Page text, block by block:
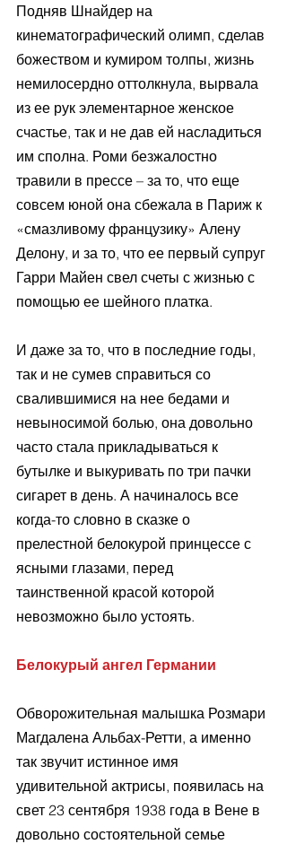
Подняв Шнайдер на
кинематографический олимп, сделав
божеством и кумиром толпы, жизнь
немилосердно оттолкнула, вырвала
из ее рук элементарное женское
счастье, так и не дав ей насладиться
им сполна. Роми безжалостно
травили в прессе – за то, что еще
совсем юной она сбежала в Париж к
«смазливому французику» Алену
Делону, и за то, что ее первый супруг
Гарри Майен свел счеты с жизнью с
помощью ее шейного платка.
И даже за то, что в последние годы,
так и не сумев справиться со
свалившимися на нее бедами и
невыносимой болью, она довольно
часто стала прикладываться к
бутылке и выкуривать по три пачки
сигарет в день. А начиналось все
когда-то словно в сказке о
прелестной белокурой принцессе с
ясными глазами, перед
таинственной красой которой
невозможно было устоять.
Белокурый ангел Германии
Обворожительная малышка Розмари
Магдалена Альбах-Ретти, а именно
так звучит истинное имя
удивительной актрисы, появилась на
свет 23 сентября 1938 года в Вене в
довольно состоятельной семье